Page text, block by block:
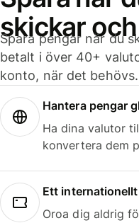
skickar
Spara pengar när du
betalt i över 40+
konto, när det behövs.
Hantera pengar
Ha dina valutor
konvertera dem
Ett
Oroa dig aldrig